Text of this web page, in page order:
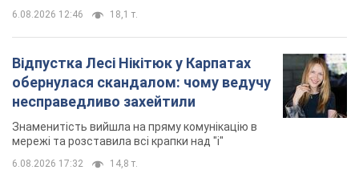
6.08.2026 12:46 18,1 т.
Відпустка Лесі Нікітюк у Карпатах
обернулася скандалом: чому ведучу
несправедливо захейтили
Знаменитість вийшла на пряму комунікацію в
мережі та розставила всі крапки над "і"
6.08.2026 17:32 14,8 т.